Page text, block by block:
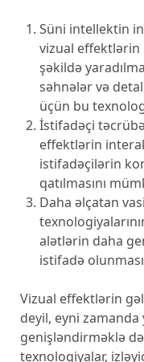
Süni intellektin
vizual
şəkildə
səhnələr və
üçün bu
İstifadəçi
effektlərin
istifadəçilərin
qatılmasını
Daha əlçatan
alətlərin daha
istifadə
Vizual effektlərin
deyil, eyni zamanda
genişləndirməklə
texnologiyalar,